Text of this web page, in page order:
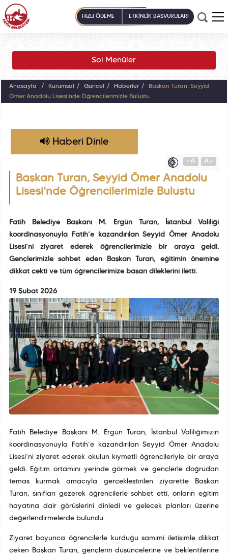
HIZLI ÖDEME ETKİNLİK BAŞVURULARI
Sol Menüler
Anasayfa Kurumsal Güncel Haberler
Başkan Turan, Seyyid
Ömer Anadolu Lisesi'nde Öğrencilerimizle Buluştu
Haberi Dinle
-A A+
Başkan Turan, Seyyid Ömer Anadolu
Lisesi'nde Öğrencilerimizle Buluştu
Fatih Belediye Başkanı M. Ergün Turan, İstanbul Valiliği
koordinasyonuyla Fatih’e kazandırılan Seyyid Ömer Anadolu
Lisesi’ni ziyaret ederek öğrencilerimizle bir araya geldi.
Gençlerimizle sohbet eden Başkan Turan, eğitimin önemine
dikkat çekti ve tüm öğrencilerimize başarı dileklerini iletti.
19 Şubat 2026
Fatih Belediye Başkanı M. Ergün Turan, İstanbul Valiliğimizin
koordinasyonuyla Fatih’e kazandırılan Seyyid Ömer Anadolu
Lisesi’ni ziyaret ederek okulun kıymetli öğrencileriyle bir araya
geldi. Eğitim ortamını yerinde görmek ve gençlerle doğrudan
temas kurmak amacıyla gerçekleştirilen ziyarette Başkan
Turan, sınıfları gezerek öğrencilerle sohbet etti, onların eğitim
hayatına dair görüşlerini dinledi ve gelecek planları üzerine
değerlendirmelerde bulundu.
Ziyaret boyunca öğrencilerle kurduğu samimi iletişimle dikkat
çeken Başkan Turan, gençlerin düşüncelerine ve beklentilerine